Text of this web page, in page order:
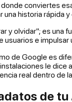
donde conviertes
historia rápida
y olvidar"; es
e
de Google es
le dice
real dentro de la
de tu